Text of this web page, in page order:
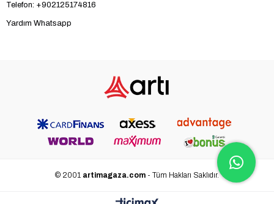
Telefon: +902125174816
Yardım Whatsapp
© 2001 artimagaza.com - Tüm Hakları Saklıdır.